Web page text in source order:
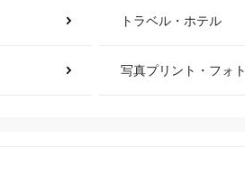
トラベル・ホテル
写真プリント・フォト